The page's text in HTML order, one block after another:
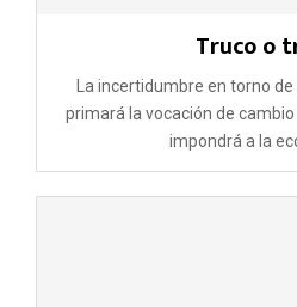
Truco o
La incertidumbre en torno
primará la vocación de
impondrá a la